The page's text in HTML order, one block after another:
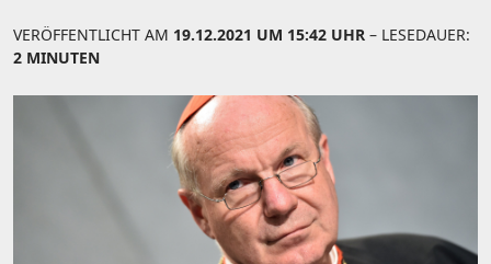
VERÖFFENTLICHT AM 19.12.2021 UM 15:42 UHR – LESEDAUER:
2 MINUTEN